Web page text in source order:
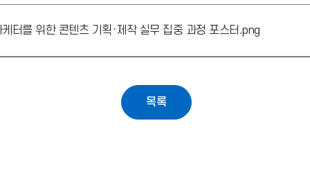
터를 위한 콘텐츠 기획·제작 실무 집중 과정 포스터.png